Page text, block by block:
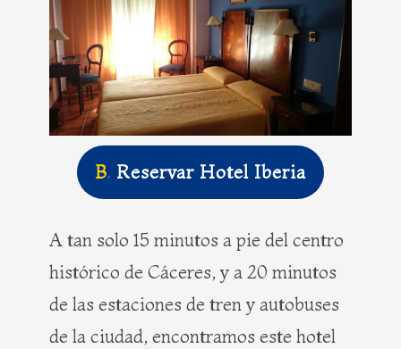
B. Reservar Hotel Iberia
A tan solo 15 minutos a pie del centro
histórico de Cáceres, y a 20 minutos
de las estaciones de tren y autobuses
de la ciudad, encontramos este hotel